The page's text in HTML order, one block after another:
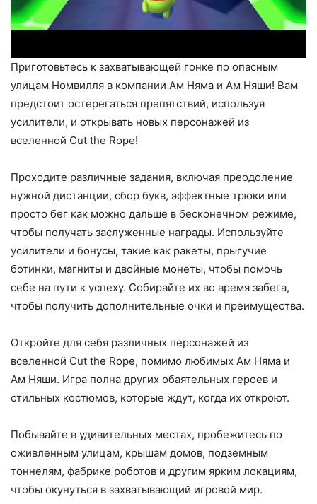
Приготовьтесь к захватывающей гонке по опасным
улицам Номвилля в компании Ам Няма и Ам Няши! Вам
предстоит остерегаться препятствий, используя
усилители, и открывать новых персонажей из
вселенной Cut the Rope!
Проходите различные задания, включая преодоление
нужной дистанции, сбор букв, эффектные трюки или
просто бег как можно дальше в бесконечном режиме,
чтобы получать заслуженные награды. Используйте
усилители и бонусы, такие как ракеты, прыгучие
ботинки, магниты и двойные монеты, чтобы помочь
себе на пути к успеху. Собирайте их во время забега,
чтобы получить дополнительные очки и преимущества.
Откройте для себя различных персонажей из
вселенной Cut the Rope, помимо любимых Ам Няма и
Ам Няши. Игра полна других обаятельных героев и
стильных костюмов, которые ждут, когда их откроют.
Побывайте в удивительных местах, пробежитесь по
оживленным улицам, крышам домов, подземным
тоннелям, фабрике роботов и другим ярким локациям,
чтобы окунуться в захватывающий игровой мир.